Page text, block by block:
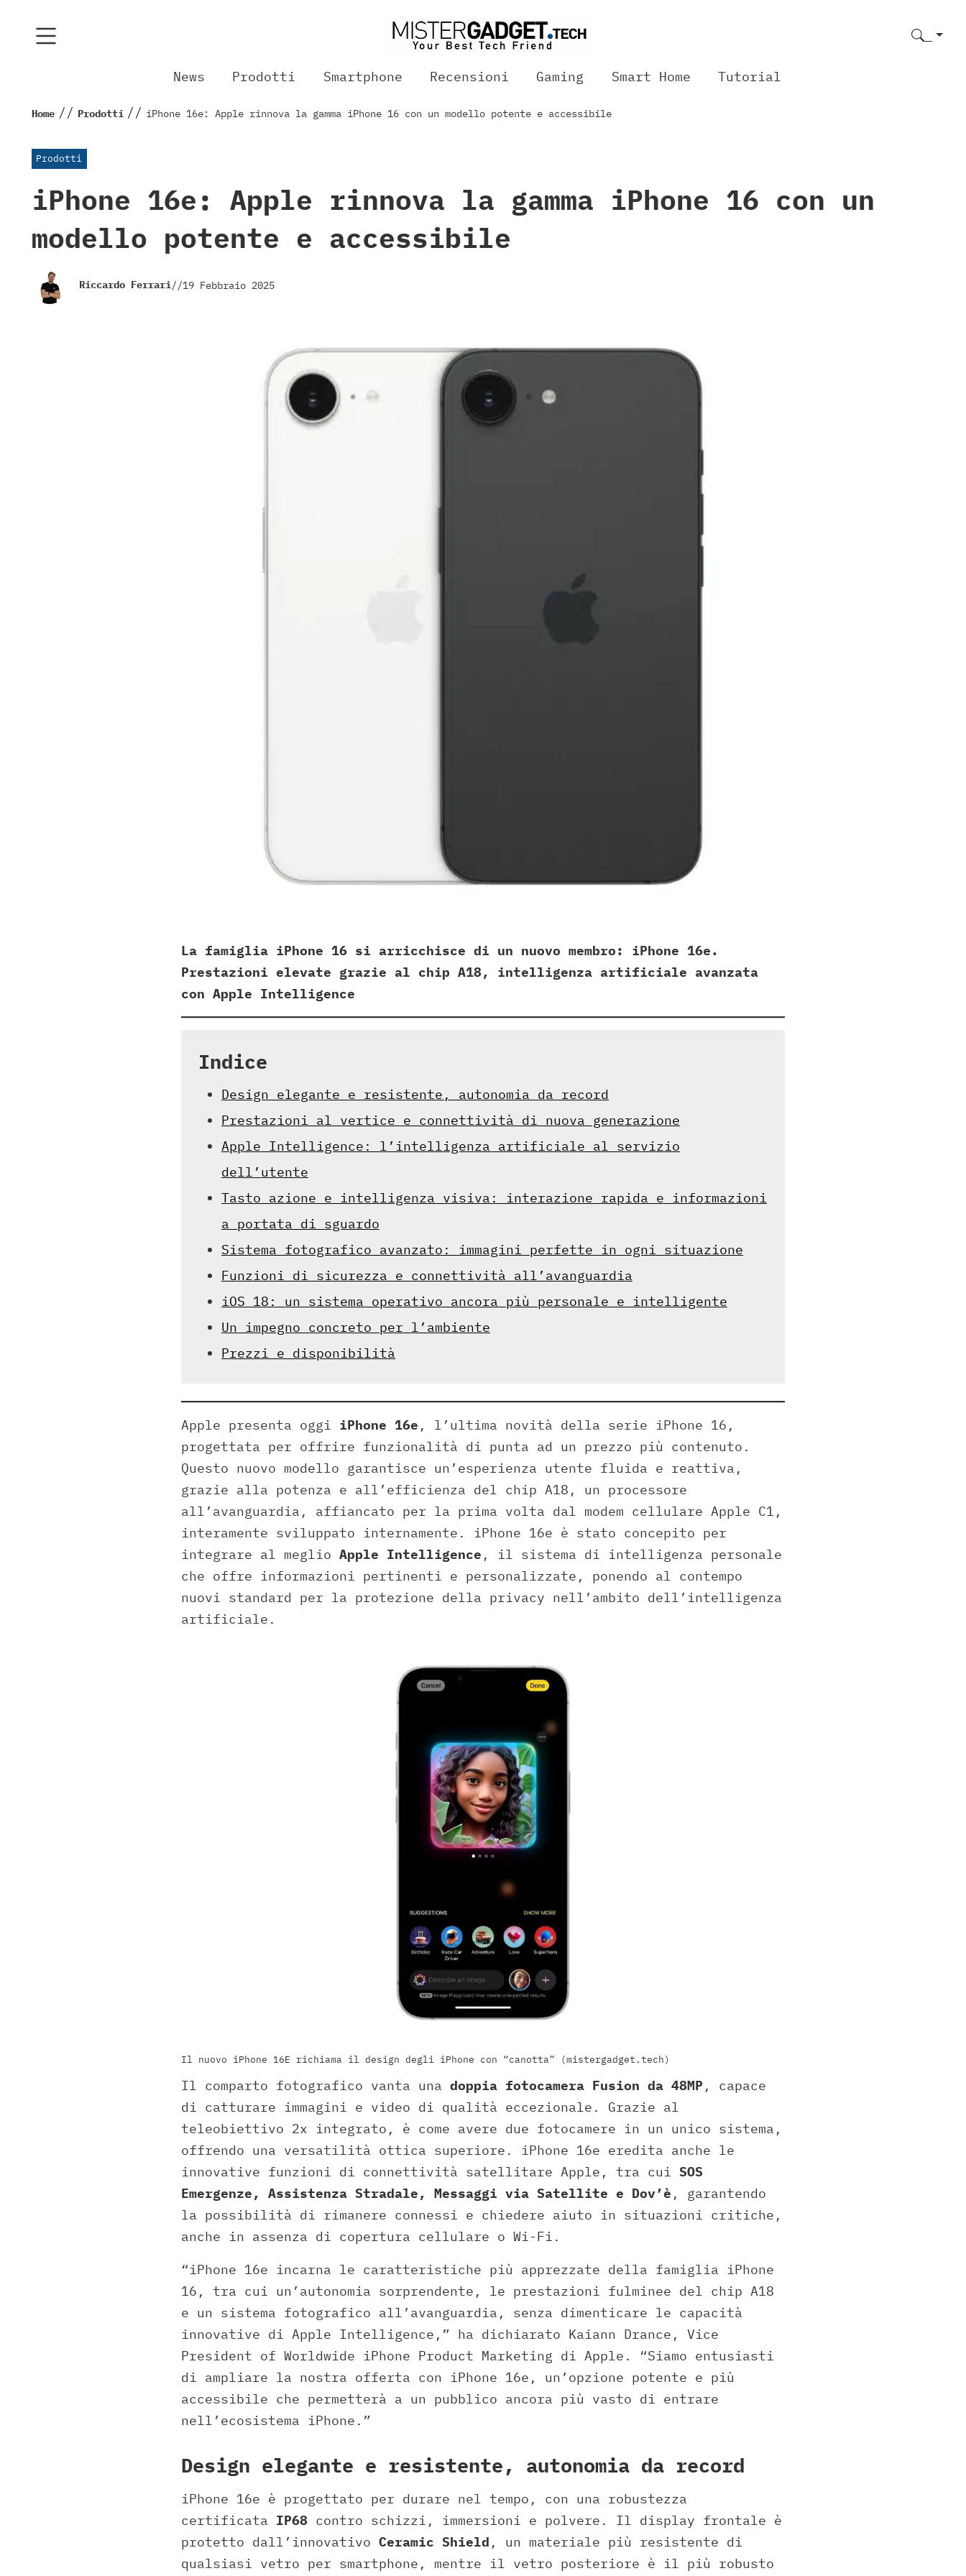
News Prodotti Smartphone Recensioni Gaming Smart Home Tutorial
Home // Prodotti // iPhone 16e: Apple rinnova la gamma iPhone 16 con un modello potente e accessibile
Prodotti
iPhone 16e: Apple rinnova la gamma iPhone 16 con un
modello potente e accessibile
Riccardo Ferrari//19 Febbraio 2025
La famiglia iPhone 16 si arricchisce di un nuovo membro: iPhone 16e.
Prestazioni elevate grazie al chip A18, intelligenza artificiale avanzata
con Apple Intelligence
Indice
Design elegante e resistente, autonomia da record
Prestazioni al vertice e connettività di nuova generazione
Apple Intelligence: l’intelligenza artificiale al servizio
dell’utente
Tasto azione e intelligenza visiva: interazione rapida e informazioni
a portata di sguardo
Sistema fotografico avanzato: immagini perfette in ogni situazione
Funzioni di sicurezza e connettività all’avanguardia
iOS 18: un sistema operativo ancora più personale e intelligente
Un impegno concreto per l’ambiente
Prezzi e disponibilità
Apple presenta oggi iPhone 16e , l’ultima novità della serie iPhone 16,
progettata per offrire funzionalità di punta ad un prezzo più contenuto.
Questo nuovo modello garantisce un’esperienza utente fluida e reattiva,
grazie alla potenza e all’efficienza del chip A18, un processore
all’avanguardia, affiancato per la prima volta dal modem cellulare Apple C1,
interamente sviluppato internamente. iPhone 16e è stato concepito per
integrare al meglio Apple Intelligence , il sistema di intelligenza personale
che offre informazioni pertinenti e personalizzate, ponendo al contempo
nuovi standard per la protezione della privacy nell’ambito dell’intelligenza
artificiale.
Il nuovo iPhone 16E richiama il design degli iPhone con “canotta” (mistergadget.tech)
Il comparto fotografico vanta una doppia fotocamera Fusion da 48MP , capace
di catturare immagini e video di qualità eccezionale. Grazie al
teleobiettivo 2x integrato, è come avere due fotocamere in un unico sistema,
offrendo una versatilità ottica superiore. iPhone 16e eredita anche le
innovative funzioni di connettività satellitare Apple, tra cui SOS
Emergenze, Assistenza Stradale, Messaggi via Satellite e Dov’è , garantendo
la possibilità di rimanere connessi e chiedere aiuto in situazioni critiche,
anche in assenza di copertura cellulare o Wi-Fi.
“iPhone 16e incarna le caratteristiche più apprezzate della famiglia iPhone
16, tra cui un’autonomia sorprendente, le prestazioni fulminee del chip A18
e un sistema fotografico all’avanguardia, senza dimenticare le capacità
innovative di Apple Intelligence,” ha dichiarato Kaiann Drance, Vice
President of Worldwide iPhone Product Marketing di Apple. “Siamo entusiasti
di ampliare la nostra offerta con iPhone 16e, un’opzione potente e più
accessibile che permetterà a un pubblico ancora più vasto di entrare
nell’ecosistema iPhone.”
Design elegante e resistente, autonomia da record
iPhone 16e è progettato per durare nel tempo, con una robustezza
certificata IP68 contro schizzi, immersioni e polvere. Il display frontale è
protetto dall’innovativo Ceramic Shield , un materiale più resistente di
qualsiasi vetro per smartphone, mentre il vetro posteriore è il più robusto